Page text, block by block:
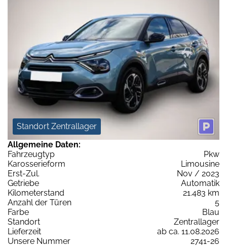
Standort Zentrallager
Allgemeine Daten:
Fahrzeugtyp
Pkw
Karosserieform
Limousine
Erst-Zul.
Nov / 2023
Getriebe
Automatik
Kilometerstand
21.483 km
Anzahl der Türen
5
Farbe
Blau
Standort
Zentrallager
Lieferzeit
ab ca. 11.08.2026
Unsere Nummer
2741-26